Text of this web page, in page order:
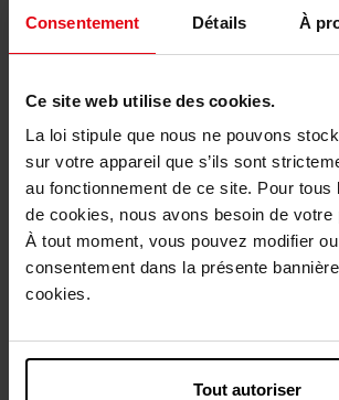
Consentement Détails À
Ce site web utilise des cookies.
La loi stipule que nous ne pouvons
sur votre appareil que s’ils sont
au fonctionnement de ce site. Pour tous
de cookies, nous avons besoin de votre
À tout moment, vous pouvez modifier
consentement dans la présente
cookies.
Tout autoriser
Nouveautés
HERMES